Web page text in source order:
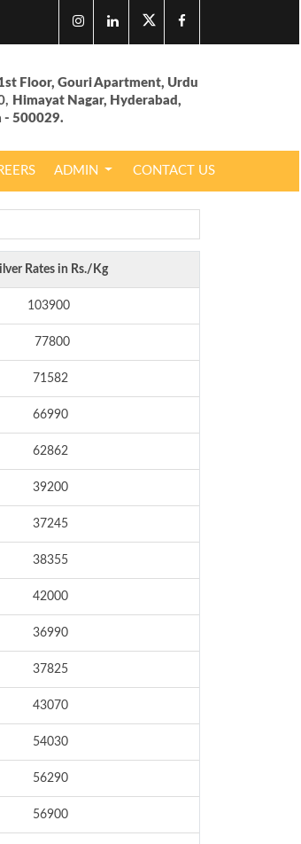
Floor, Gouri Apartment, Urdu
Himayat Nagar, Hyderabad,
- 500029.
ADMIN CONTACT US
Rates in Rs./Kg
103900
77800
71582
66990
62862
39200
37245
38355
42000
36990
37825
43070
54030
56290
56900